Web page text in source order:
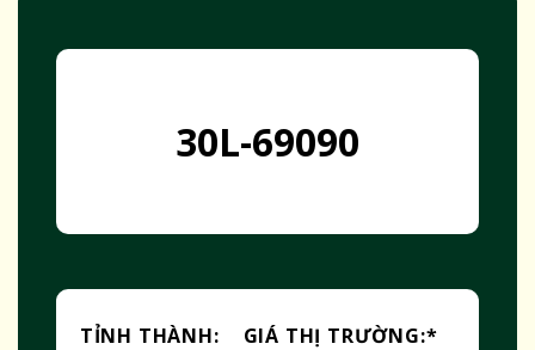
30L-69090
TỈNH THÀNH:
GIÁ THỊ TRƯỜNG:*